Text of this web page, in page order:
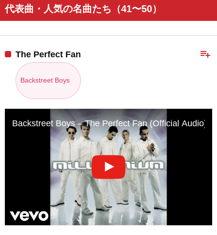
代表曲・人気の名曲たち（41〜50）
playlist_add
The Perfect Fan
Backstreet Boys
Backstreet Boys – The Perfect Fan (Official Audio)